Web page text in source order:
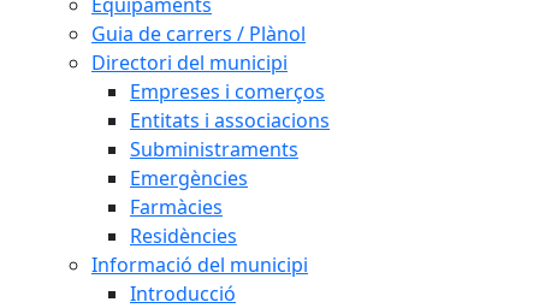
Guia de carrers / Plànol
Directori del municipi
Empreses i comerços
Entitats i associacions
Subministraments
Emergències
Farmàcies
Residències
Informació del municipi
Introducció